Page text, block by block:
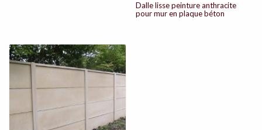
Dalle lisse peinture anthracite
pour mur en plaque béton